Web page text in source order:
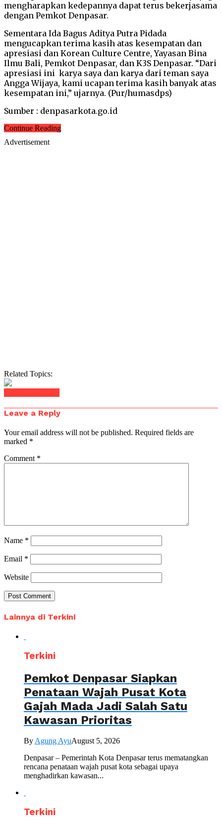
mengharapkan kedepannya dapat terus bekerjasama
dengan Pemkot Denpasar.
Sementara Ida Bagus Aditya Putra Pidada
mengucapkan terima kasih atas kesempatan dan
apresiasi dan Korean Culture Centre, Yayasan Bina
Ilmu Bali, Pemkot Denpasar, dan K3S Denpasar. “Dari
apresiasi ini karya saya dan karya dari teman saya
Angga Wijaya, kami ucapan terima kasih banyak atas
kesempatan ini,” ujarnya. (Pur/humasdps)
Sumber : denpasarkota.go.id
Continue Reading
Advertisement
Related Topics:
Leave a Reply
Your email address will not be published. Required fields are
marked *
Comment *
Name *
Email *
Website
Lainnya di Terkini
Terkini
Pemkot Denpasar Siapkan
Penataan Wajah Pusat Kota
Gajah Mada Jadi Salah Satu
Kawasan Prioritas
ByAgung AyuAugust 5, 2026
Denpasar – Pemerintah Kota Denpasar terus mematangkan
rencana penataan wajah pusat kota sebagai upaya
menghadirkan kawasan...
Terkini